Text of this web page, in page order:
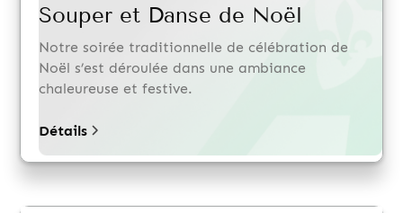
Souper et Danse de Noël
Notre soirée traditionnelle de célébration de
Noël s’est déroulée dans une ambiance
chaleureuse et festive.
Détails